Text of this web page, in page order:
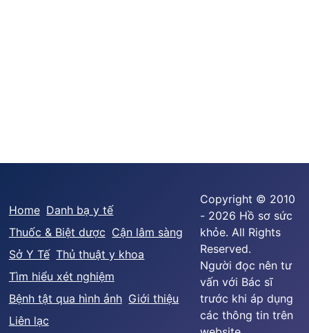
Home Danh bạ y tế
Thuốc & Biệt dược Cận lâm sàng
Sở Y Tế Thủ thuật y khoa
Tìm hiểu xét nghiệm
Bệnh tật qua hình ảnh Giới thiệu
Liên lạc
Copyright © 2010
- 2026 Hồ sơ sức
khỏe. All Rights
Reserved.
Người đọc nên tư
vấn với Bác sĩ
trước khi áp dụng
các thông tin trên